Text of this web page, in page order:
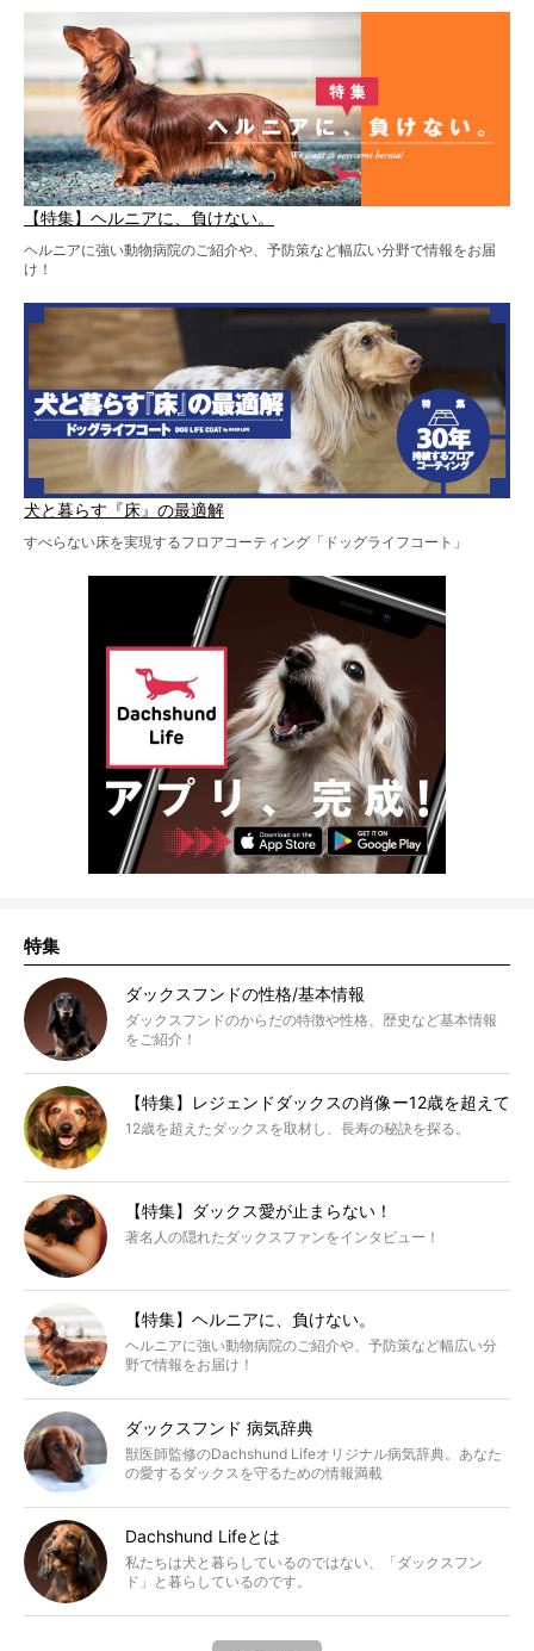
【特集】ヘルニアに、負けない。
ヘルニアに強い動物病院のご紹介や、予防策など幅広い分野で情報をお届
け！
犬と暮らす『床』の最適解
すべらない床を実現するフロアコーティング「ドッグライフコート」
特集
ダックスフンドの性格/基本情報
ダックスフンドのからだの特徴や性格、歴史など基本情報
をご紹介！
【特集】レジェンドダックスの肖像ー12歳を超えて
12歳を超えたダックスを取材し、長寿の秘訣を探る。
【特集】ダックス愛が止まらない！
著名人の隠れたダックスファンをインタビュー！
【特集】ヘルニアに、負けない。
ヘルニアに強い動物病院のご紹介や、予防策など幅広い分
野で情報をお届け！
ダックスフンド 病気辞典
獣医師監修のDachshund Lifeオリジナル病気辞典。あなた
の愛するダックスを守るための情報満載
Dachshund Lifeとは
私たちは犬と暮らしているのではない、「ダックスフン
ド」と暮らしているのです。